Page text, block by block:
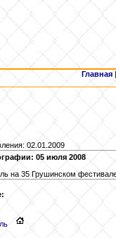
Главная |
02.01.2009
05 июля 2008
на 35 Грушинском